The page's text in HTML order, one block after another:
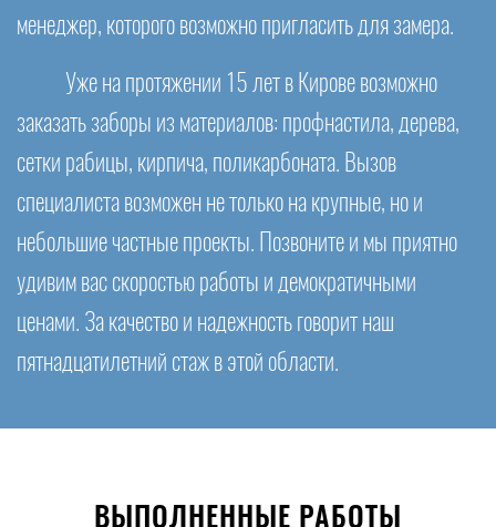
менеджер, которого возможно пригласить для замера.
Уже на протяжении 15 лет в Кирове возможно
заказать заборы из материалов: профнастила, дерева,
сетки рабицы, кирпича, поликарбоната. Вызов
специалиста возможен не только на крупные, но и
небольшие частные проекты. Позвоните и мы приятно
удивим вас скоростью работы и демократичными
ценами. За качество и надежность говорит наш
пятнадцатилетний стаж в этой области.
ВЫПОЛНЕННЫЕ РАБОТЫ